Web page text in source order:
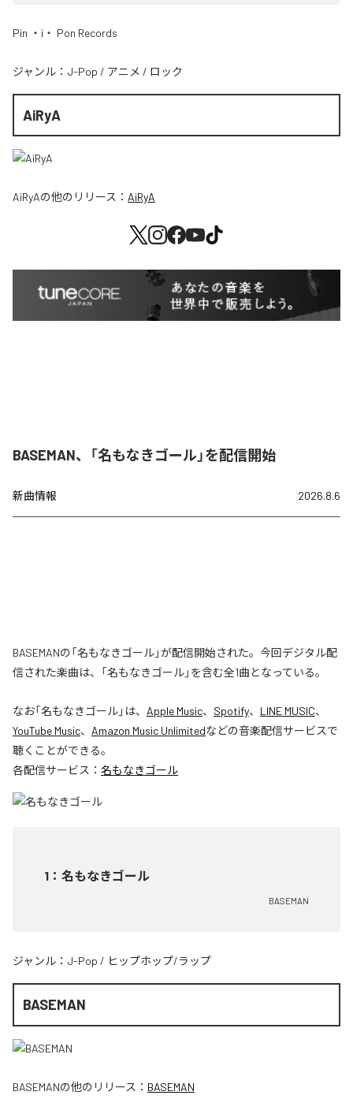
Pin ・i・ Pon Records
ジャンル： J-Pop / アニメ / ロック
AiRyA
AiRyAの他のリリース： AiRyA
BASEMAN、「名もなきゴール」を配信開始
新曲情報 2026.8.6
BASEMANの「名もなきゴール」が配信開始された。今回デジタル配
信された楽曲は、「名もなきゴール」を含む全1曲となっている。
なお「名もなきゴール」は、 Apple Music、 Spotify、 LINE MUSIC、
YouTube Music、 Amazon Music Unlimitedなどの音楽配信サービスで
聴くことができる。
各配信サービス： 名もなきゴール
1 ： 名もなきゴール
BASEMAN
ジャンル： J-Pop / ヒップホップ/ラップ
BASEMAN
BASEMANの他のリリース： BASEMAN